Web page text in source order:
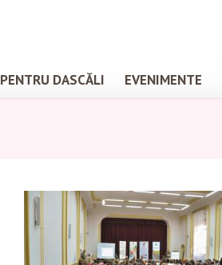
PENTRU DASCĂLI EVENIMENTE